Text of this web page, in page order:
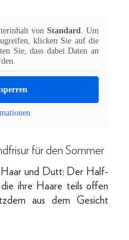
von Standard
. Um
klicken Sie auf die
Sie, dass dabei Daten an
für den Sommer
Haar und Dutt: Der Half-
ihre Haare teils offen
aus dem Gesicht